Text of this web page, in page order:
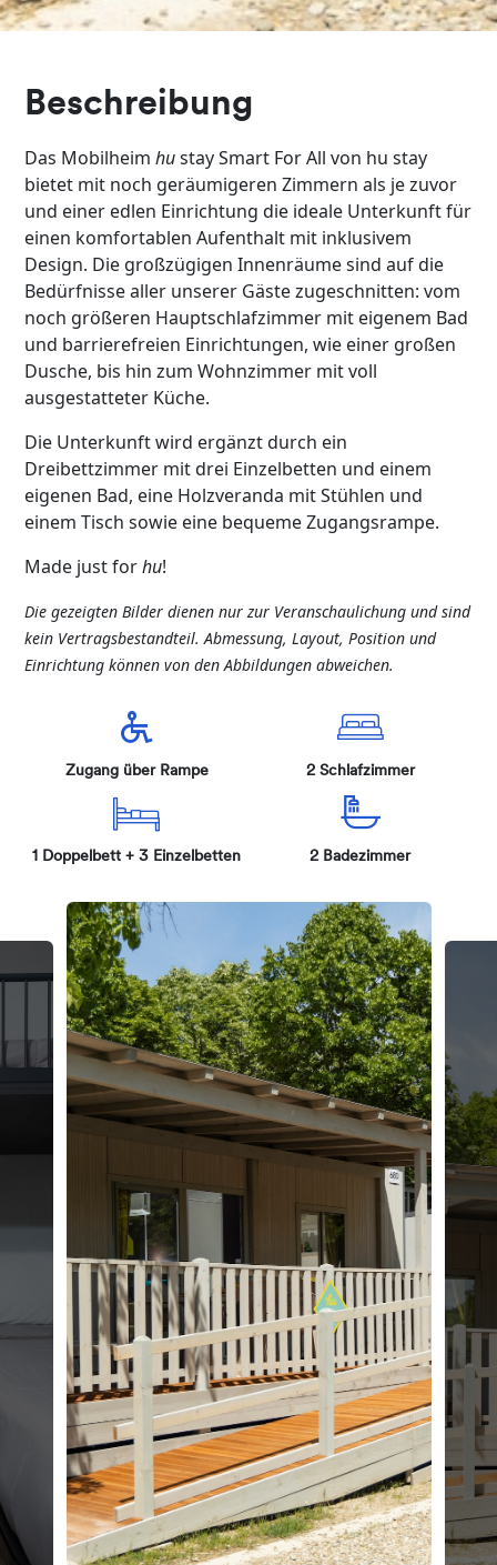
Beschreibung
Das Mobilheimhu stay Smart For All von hu stay
bietet mit noch geräumigeren Zimmern als je zuvor
und einer edlen Einrichtung die ideale Unterkunft für
einen komfortablen Aufenthalt mit inklusivem
Design. Die großzügigen Innenräume sind auf die
Bedürfnisse aller unserer Gäste zugeschnitten: vom
noch größeren Hauptschlafzimmer mit eigenem Bad
und barrierefreien Einrichtungen, wie einer großen
Dusche, bis hin zum Wohnzimmer mit voll
ausgestatteter Küche.
Die Unterkunft wird ergänzt durch ein
Dreibettzimmer mit drei Einzelbetten und einem
eigenen Bad, eine Holzveranda mit Stühlen und
einem Tisch sowie eine bequeme Zugangsrampe.
Made just forhu!
Diegezeigten Bilder dienen nur zur Veranschaulichung undsind
kein Vertragsbestandteil.Abmessung, Layout, Position und
Einrichtung können von denAbbildungen abweichen.
Zugang über Rampe 2 Schlafzimmer
1 Doppelbett + 3 Einzelbetten 2 Badezimmer